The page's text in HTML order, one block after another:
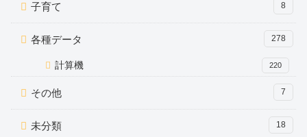
子育て 8
各種データ 278
計算機 220
その他 7
未分類 18